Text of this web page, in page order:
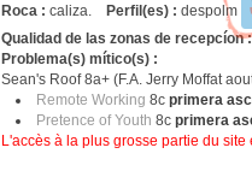
Roca : caliza. Perfil(es) : despolm
Qualidad de las zonas de recepcíon
Problema(s) mítico(s) :
Sean's Roof 8a+ (F.A. Jerry Moffat
Remote Working 8c primera
Pretence of Youth 8c primera
L'accès à la plus grosse partie du